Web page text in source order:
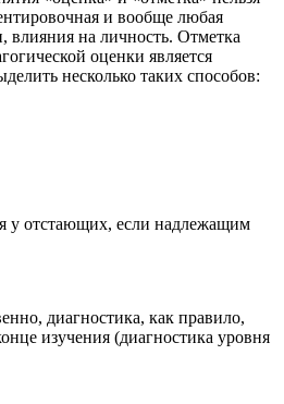
и вообще любая
влияния на личность. Отметка
оценки является
несколько таких способов:
у отстающих, если надлежащим
диагностика, как правило,
изучения (диагностика уровня